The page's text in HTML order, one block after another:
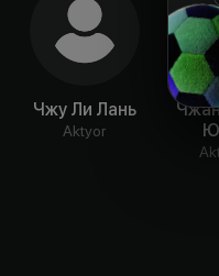
Чжу Ли Лань
Aktyor